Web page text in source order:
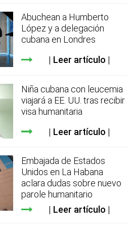
Abuchean a Humberto
López y a delegación
cubana en Londres
Leer artículo
Niña cubana con leucemia
viajará a EE. UU. tras recibir
visa humanitaria
Leer artículo
Embajada de Estados
Unidos en La Habana
aclara dudas sobre nuevo
parole humanitario
Leer artículo